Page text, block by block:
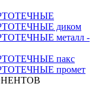
диком
металл -
пакс
промет